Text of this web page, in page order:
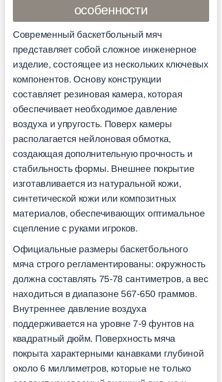
особенности
Современный баскетбольный мяч
представляет собой сложное инженерное
изделие, состоящее из нескольких ключевых
компонентов. Основу конструкции
составляет резиновая камера, которая
обеспечивает необходимое давление
воздуха и упругость. Поверх камеры
располагается нейлоновая обмотка,
создающая дополнительную прочность и
стабильность формы. Внешнее покрытие
изготавливается из натуральной кожи,
синтетической кожи или композитных
материалов, обеспечивающих оптимальное
сцепление с руками игроков.
Официальные размеры баскетбольного
мяча строго регламентированы: окружность
должна составлять 75-78 сантиметров, а вес
находиться в диапазоне 567-650 граммов.
Внутреннее давление воздуха
поддерживается на уровне 7-9 фунтов на
квадратный дюйм. Поверхность мяча
покрыта характерными канавками глубиной
около 6 миллиметров, которые не только